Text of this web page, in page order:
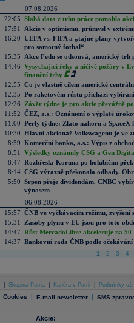
07.08.2026
22:05 Slabá data z trhu práce pomohla
17:51
Akcie v optimismu, průmysl v
16:20 UEFA vs. FIFA a „tajné plány
pro samotný fotbal“
15:35
Akce Fedu se odsouvá, americký
14:46 Vysychající řeky a ničivé požáry v
finanční trhy
12:55 Co je vlastně cílem americké
12:35 Po raketovém růstu přichází
12:26
Závěr týdne je pro akcie převážně
11:52 ČEZ, a.s.: Oznámení o výplatě
11:00 Perly týdne: Zlato nahoru a SpaceX
10:30 Hlavní akcionář Volkswagenu je ve
8:59 Komerční banka, a.s.: Výpis z
8:51
Výsledky oznámily CSG a Gen
8:47 Rozbřesk: Koruna po holubičím
8:14 CSG výrazně překonala odhady.
5:50 Srpen přeje dividendám. CNBC
výnosem
06.08.2026
15:57 ČNB ve vyčkávacím režimu, zvýšení
15:31
Zásoby plynu v EU jsou pro toto
14:47 Růst MercadoLibre akceleruje na
14:37 Bankovní rada ČNB podle
1 2 3 4
Skupina Patria Kariéra v Patrii Podmínky
Cookies | E-mail newsletter | SMS
Akcie: